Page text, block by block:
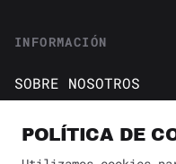
INFORMACIÓN
SOBRE NOSOTROS
CONTACTO
Política de
POLÍTICA DE